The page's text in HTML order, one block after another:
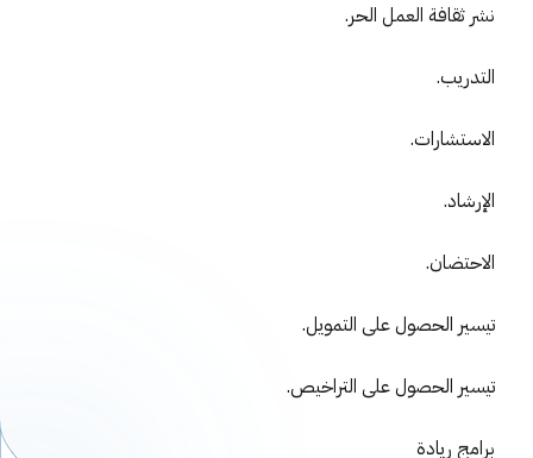
نشر ثقافة العمل الحر.
التدريب.
الاستشارات.
الإرشاد.
الاحتضان.
تيسير الحصول على التمويل.
تيسير الحصول على التراخيص.
برامج ريادة